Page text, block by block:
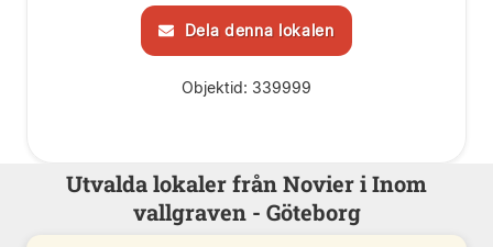
Dela denna lokalen
Objektid: 339999
Utvalda lokaler från Novier i Inom
vallgraven - Göteborg